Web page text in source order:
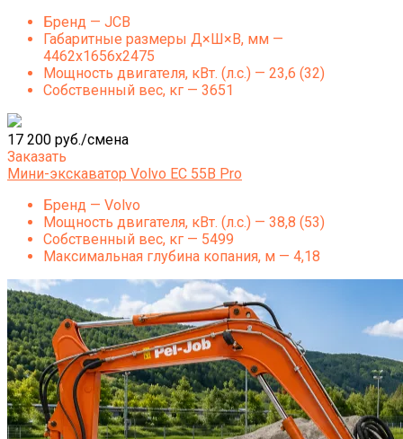
Бренд — JCB
Габаритные размеры Д×Ш×В, мм —
4462x1656x2475
Мощность двигателя, кВт. (л.с.) — 23,6 (32)
Собственный вес, кг — 3651
17 200 руб./смена
Заказать
Мини-экскаватор Volvo EC 55B Pro
Бренд — Volvo
Мощность двигателя, кВт. (л.с.) — 38,8 (53)
Собственный вес, кг — 5499
Максимальная глубина копания, м — 4,18